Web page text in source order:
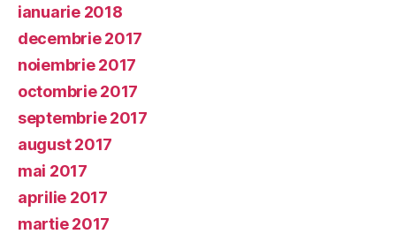
ianuarie 2018
decembrie 2017
noiembrie 2017
octombrie 2017
septembrie 2017
august 2017
mai 2017
aprilie 2017
martie 2017